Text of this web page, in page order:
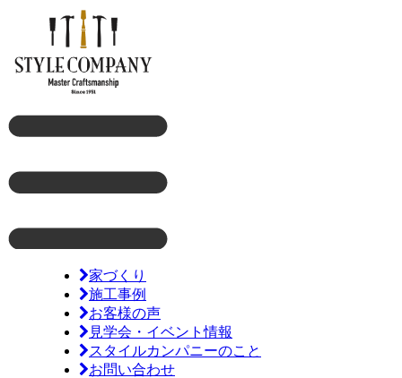
家づくり
施工事例
お客様の声
見学会・イベント情報
スタイルカンパニーのこと
お問い合わせ